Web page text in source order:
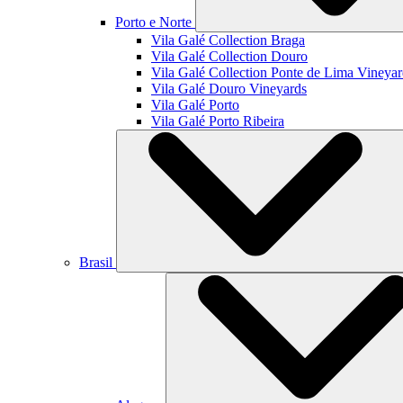
Porto e Norte
Vila Galé Collection Braga
Vila Galé Collection Douro
Vila Galé Collection Ponte de Lima
Vila Galé Douro Vineyards
Vila Galé Porto
Vila Galé Porto Ribeira
Brasil